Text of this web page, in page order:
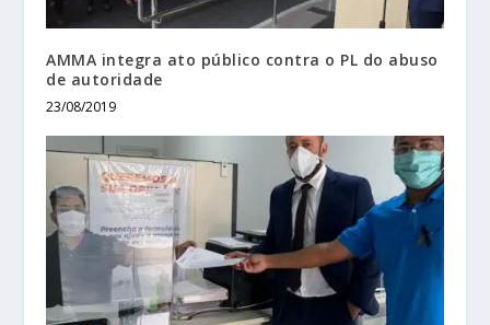
AMMA integra ato público contra o PL do abuso
de autoridade
23/08/2019